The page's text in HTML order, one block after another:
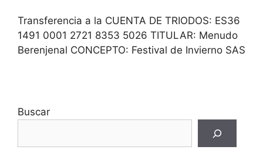
Transferencia a la CUENTA DE TRIODOS: ES36
1491 0001 2721 8353 5026 TITULAR: Menudo
Berenjenal CONCEPTO: Festival de Invierno SAS
Buscar